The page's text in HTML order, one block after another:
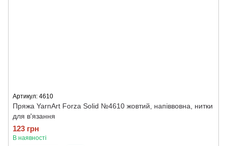
Артикул: 4610
Пряжа YarnArt Forza Solid №4610 жовтий, напіввовна, нитки
для в'язання
123 грн
В наявності